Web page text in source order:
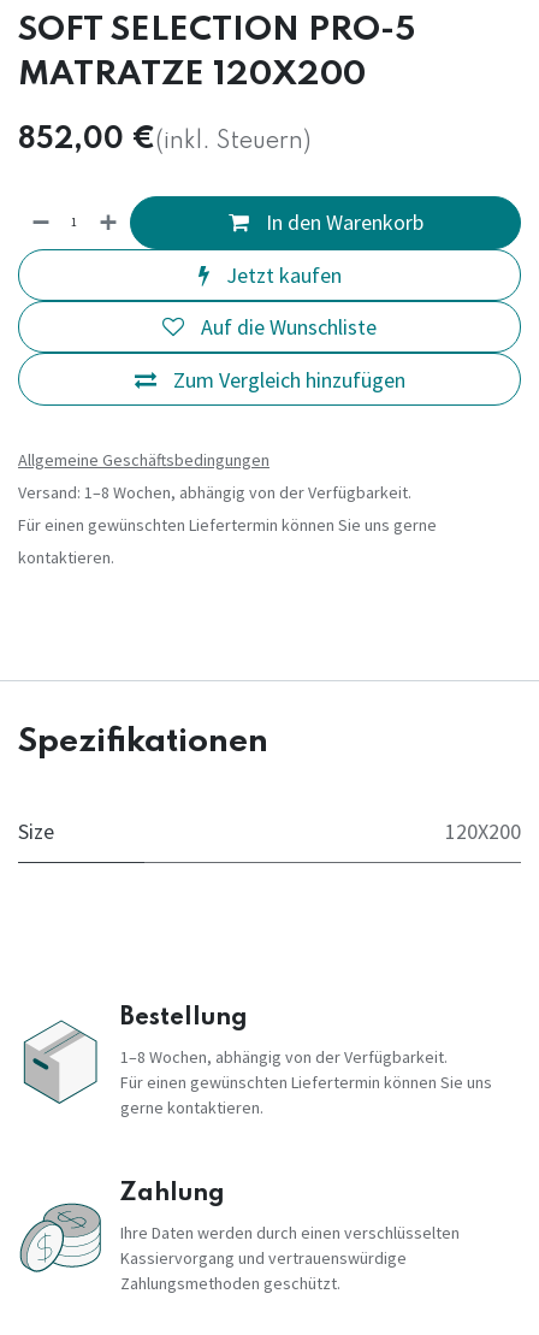
SOFT SELECTION PRO-5
MATRATZE 120X200
852,00 €(inkl. Steuern)
In den Warenkorb
Jetzt kaufen
Zum Vergleich hinzufügen
Auf die Wunschliste
Allgemeine Geschäftsbedingungen
Versand: 1–8 Wochen, abhängig von der Verfügbarkeit.
Für einen gewünschten Liefertermin können Sie uns gerne
kontaktieren.
Spezifikationen
Size 120X200
Bestellung
1–8 Wochen, abhängig von der Verfügbarkeit.
Für einen gewünschten Liefertermin können Sie uns
gerne kontaktieren.
Zahlung
Ihre Daten werden durch einen verschlüsselten
Kassiervorgang und vertrauenswürdige
Zahlungsmethoden geschützt.